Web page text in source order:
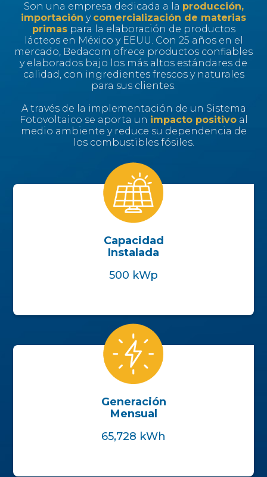
Son una empresa dedicada a la producción,
importación y comercialización de materias
primaspara la elaboración de productos
lácteos en México y EEUU. Con 25 años en el
mercado, Bedacom ofrece productos confiables
y elaborados bajo los más altos estándares de
calidad, con ingredientes frescos y naturales
para sus clientes.
A través de la implementación de un Sistema
Fotovoltaico se aporta un impacto positivoal
medio ambiente y reduce su dependencia de
los combustibles fósiles.
Capacidad
Instalada
500 kWp
Generación
Mensual
65,728 kWh